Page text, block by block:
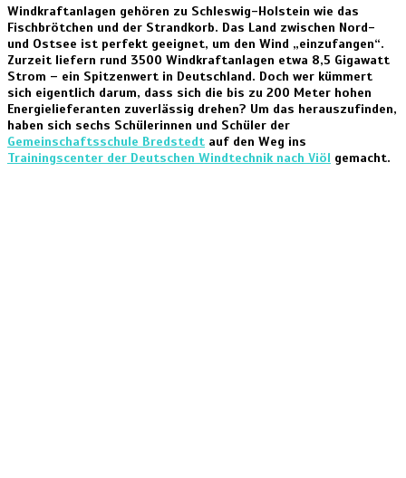
Copy
Windkraftanlagen gehören zu Schleswig-Holstein wie das
Fischbrötchen und der Strandkorb. Das Land zwischen Nord-
und Ostsee ist perfekt geeignet, um den Wind „einzufangen“.
Zurzeit liefern rund 3500 Windkraftanlagen etwa 8,5 Gigawatt
Strom – ein Spitzenwert in Deutschland. Doch wer kümmert
sich eigentlich darum, dass sich die bis zu 200 Meter hohen
Energielieferanten zuverlässig drehen? Um das herauszufinden,
haben sich sechs Schülerinnen und Schüler der
Gemeinschaftsschule Bredstedt auf den Weg ins
Trainingscenter der Deutschen Windtechnik nach Viöl gemacht.